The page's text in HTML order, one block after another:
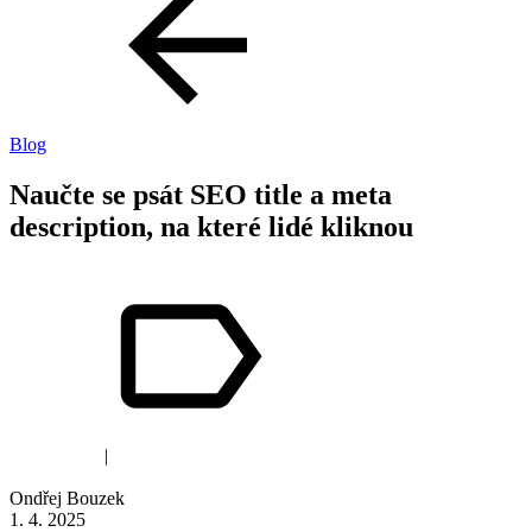
Blog
Naučte se psát SEO title a meta
description, na které lidé kliknou
|
Ondřej Bouzek
1. 4. 2025